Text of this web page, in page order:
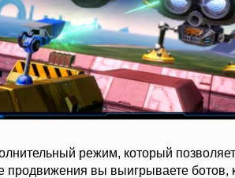
режим, который
продвижения вы выигрываете ботов,